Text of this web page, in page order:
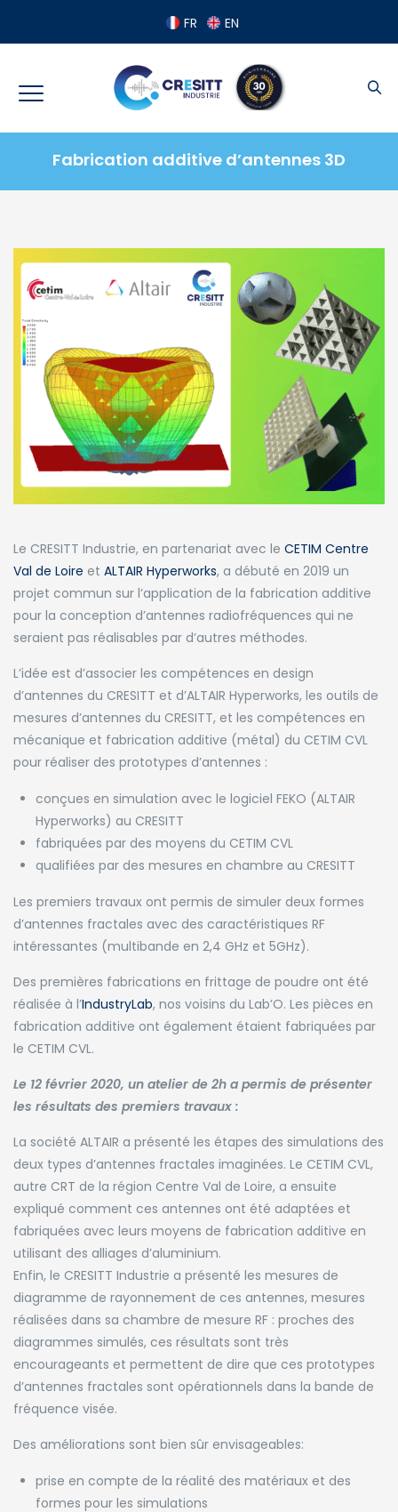
FR EN
Fabrication additive d’antennes 3D
Le CRESITT Industrie, en partenariat avec le CETIM Centre
Val de Loire et ALTAIR Hyperworks, a débuté en 2019 un
projet commun sur l’application de la fabrication additive
pour la conception d’antennes radiofréquences qui ne
seraient pas réalisables par d’autres méthodes.
L’idée est d’associer les compétences en design
d’antennes du CRESITT et d’ALTAIR Hyperworks, les outils de
mesures d’antennes du CRESITT, et les compétences en
mécanique et fabrication additive (métal) du CETIM CVL
pour réaliser des prototypes d’antennes :
conçues en simulation avec le logiciel FEKO (ALTAIR
Hyperworks) au CRESITT
fabriquées par des moyens du CETIM CVL
qualifiées par des mesures en chambre au CRESITT
Les premiers travaux ont permis de simuler deux formes
d’antennes fractales avec des caractéristiques RF
intéressantes (multibande en 2,4 GHz et 5GHz).
Des premières fabrications en frittage de poudre ont été
réalisée à l’IndustryLab, nos voisins du Lab’O. Les pièces en
fabrication additive ont également étaient fabriquées par
le CETIM CVL.
Le 12 février 2020, un atelier de 2h a permis de présenter
les résultats des premiers travaux :
La société ALTAIR a présenté les étapes des simulations des
deux types d’antennes fractales imaginées. Le CETIM CVL,
autre CRT de la région Centre Val de Loire, a ensuite
expliqué comment ces antennes ont été adaptées et
fabriquées avec leurs moyens de fabrication additive en
utilisant des alliages d’aluminium.
Enfin, le CRESITT Industrie a présenté les mesures de
diagramme de rayonnement de ces antennes, mesures
réalisées dans sa chambre de mesure RF : proches des
diagrammes simulés, ces résultats sont très
encourageants et permettent de dire que ces prototypes
d’antennes fractales sont opérationnels dans la bande de
fréquence visée.
Des améliorations sont bien sûr envisageables:
prise en compte de la réalité des matériaux et des
formes pour les simulations